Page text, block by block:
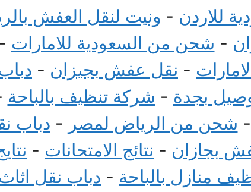
للاردن - ونيت لنقل العفش
- شحن من السعودية للامارات -
- نقل عفش بجيزان -
بجدة - شركة تنظيف بالباحة
- شحن من الرياض لمصر - دباب
بجازان - نتائج الامتحانات -
منازل بالباحة - دباب نقل